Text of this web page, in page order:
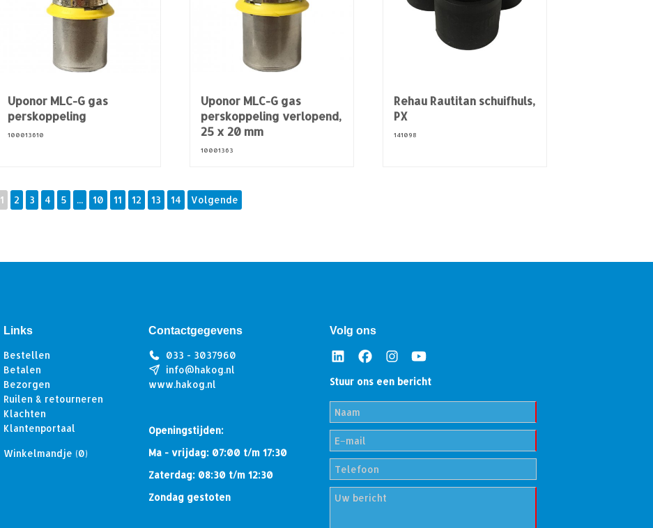
Uponor MLC-G gas
perskoppeling
100013610
Uponor MLC-G gas
perskoppeling verlopend,
25 x 20 mm
10001363
Rehau Rautitan schuifhuls,
PX
141098
1 2 3 4 5 ... 10 11 12 13 14 Volgende
Links
Bestellen
Betalen
Bezorgen
Ruilen & retourneren
Klachten
Klantenportaal
Winkelmandje (0)
Contactgegevens
033 - 3037960
info@hakog.nl
www.hakog.nl
Openingstijden:
Ma - vrijdag: 07:00 t/m 17:30
Zaterdag: 08:30 t/m 12:30
Zondag gestoten
Volg ons
Stuur ons een bericht